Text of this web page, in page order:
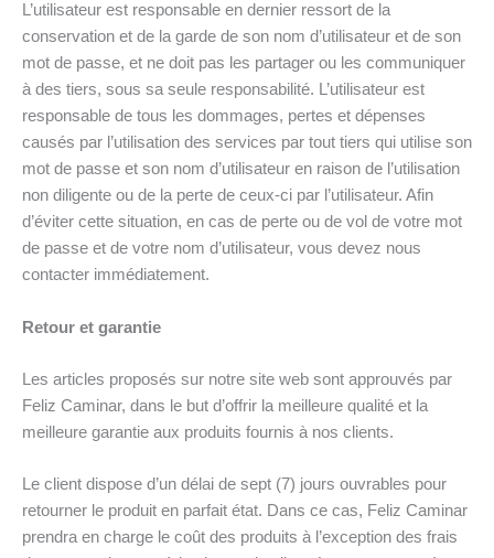
L’utilisateur est responsable en dernier ressort de la
conservation et de la garde de son nom d’utilisateur et de son
mot de passe, et ne doit pas les partager ou les communiquer
à des tiers, sous sa seule responsabilité. L’utilisateur est
responsable de tous les dommages, pertes et dépenses
causés par l’utilisation des services par tout tiers qui utilise son
mot de passe et son nom d’utilisateur en raison de l’utilisation
non diligente ou de la perte de ceux-ci par l’utilisateur. Afin
d’éviter cette situation, en cas de perte ou de vol de votre mot
de passe et de votre nom d’utilisateur, vous devez nous
contacter immédiatement.
Retour et garantie
Les articles proposés sur notre site web sont approuvés par
Feliz Caminar, dans le but d’offrir la meilleure qualité et la
meilleure garantie aux produits fournis à nos clients.
Le client dispose d’un délai de sept (7) jours ouvrables pour
retourner le produit en parfait état. Dans ce cas, Feliz Caminar
prendra en charge le coût des produits à l’exception des frais